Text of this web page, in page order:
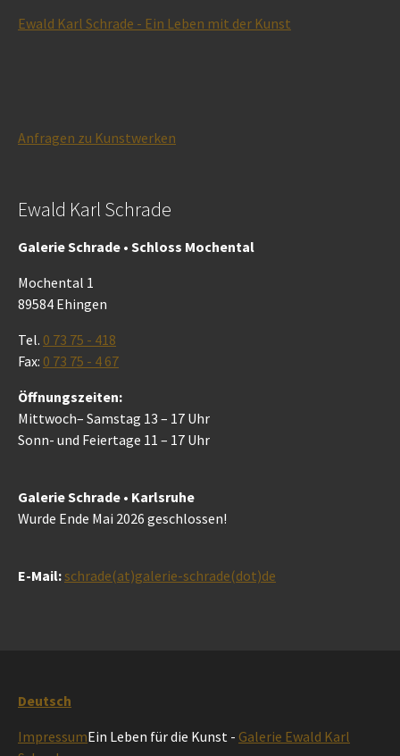
Ewald Karl Schrade - Ein Leben mit der Kunst
Anfragen zu Kunstwerken
Ewald Karl Schrade
Galerie Schrade • Schloss Mochental
Mochental 1
89584 Ehingen
Tel. 0 73 75 - 418
Fax: 0 73 75 - 4 67
Öffnungszeiten:
Mittwoch– Samstag 13 – 17 Uhr
Sonn- und Feiertage 11 – 17 Uhr
Galerie Schrade • Karlsruhe
Wurde Ende Mai 2026 geschlossen!
E-Mail:schrade(at)galerie-schrade(dot)de
Deutsch
ImpressumEin Leben für die Kunst - Galerie Ewald Karl